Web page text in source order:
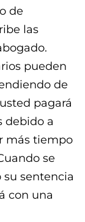
de
las
pueden
de
pagará
debido a
más tiempo
se
su sentencia
con una